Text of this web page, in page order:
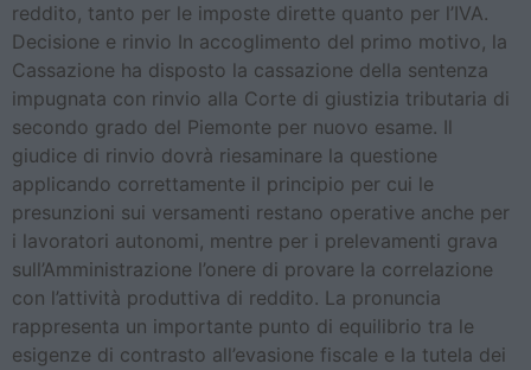
reddito, tanto per le imposte dirette quanto per l’IVA.
Decisione e rinvio In accoglimento del primo motivo, la
Cassazione ha disposto la cassazione della sentenza
impugnata con rinvio alla Corte di giustizia tributaria di
secondo grado del Piemonte per nuovo esame. Il
giudice di rinvio dovrà riesaminare la questione
applicando correttamente il principio per cui le
presunzioni sui versamenti restano operative anche per
i lavoratori autonomi, mentre per i prelevamenti grava
sull’Amministrazione l’onere di provare la correlazione
con l’attività produttiva di reddito. La pronuncia
rappresenta un importante punto di equilibrio tra le
esigenze di contrasto all’evasione fiscale e la tutela dei